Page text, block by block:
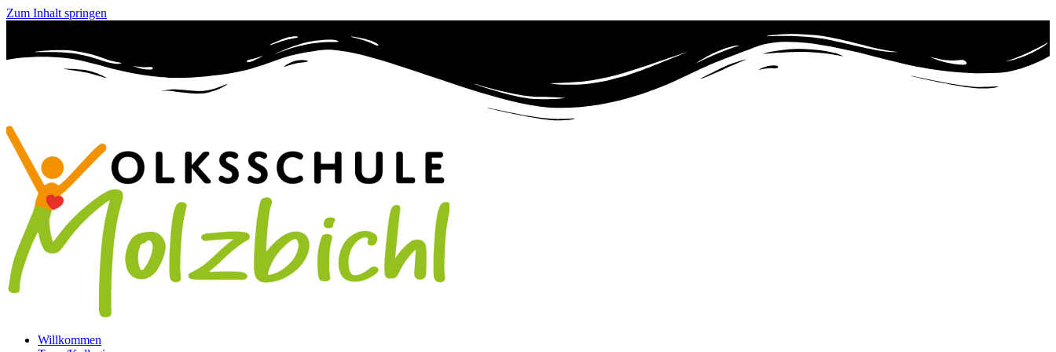
Zum Inhalt springen
Willkommen